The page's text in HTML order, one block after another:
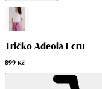
Tričko Adeola Ecru
899 Kč